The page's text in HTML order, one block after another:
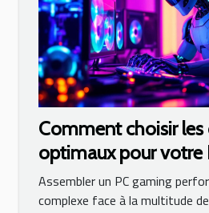
Comment choisir
optimaux pour votre
Assembler un PC gaming
complexe face à la multitude